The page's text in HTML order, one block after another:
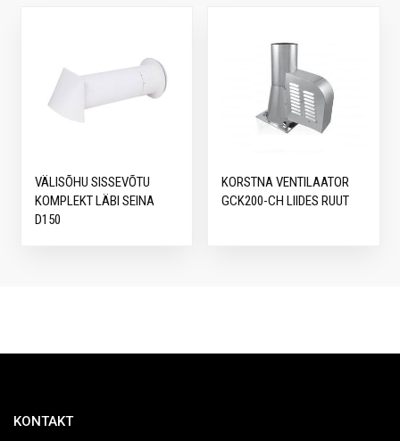
VÄLISÕHU SISSEVÕTU
KOMPLEKT LÄBI SEINA
D150
KORSTNA VENTILAATOR
GCK200-CH LIIDES RUUT
KONTAKT